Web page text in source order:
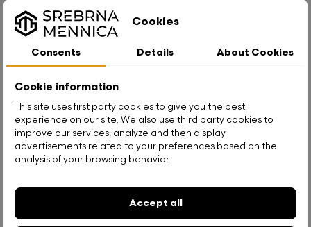
Silbermünze Mexiko Libertad
2024 Zeitreise Zukunft, 1 Unze
359,00 zł 182,00 zł
Cookies
Consents Details About Cookies
Cookie information
This site uses first party cookies to give you the best
experience on our site. We also use third party cookies to
improve our services, analyze and then display
advertisements related to your preferences based on the
analysis of your browsing behavior.
Accept all